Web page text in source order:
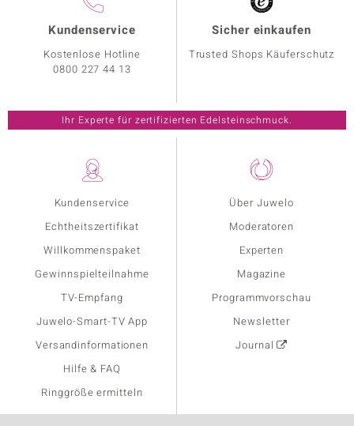
Kundenservice
Echtheitszertifikat
Willkommenspaket
Gewinnspielteilnahme
TV-Empfang
Juwelo-Smart-TV App
Versandinformationen
Hilfe & FAQ
Ringgröße ermitteln
Über Juwelo
Moderatoren
Experten
Magazine
Programmvorschau
Newsletter
Journal
Kundenservice
Kostenlose Hotline
0800 227 44 13
Sicher einkaufen
Trusted Shops Käuferschutz
Ihr Experte für zertifizierten Edelsteinschmuck.